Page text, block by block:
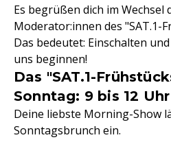
Es begrüßen dich im Wechsel
Moderator:innen des "SAT.1-
Das bedeutet: Einschalten
uns beginnen!
Das "SAT.1-
Sonntag: 9 bis 12 Uhr
Deine liebste Morning-Show
Sonntagsbrunch ein.